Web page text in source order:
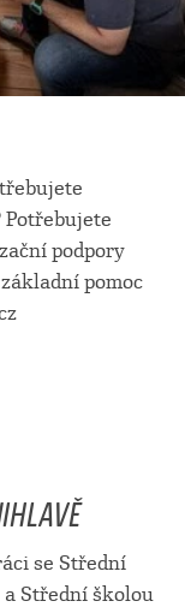
Potřebujete
podpory
pomoc
se Střední
a Střední školou